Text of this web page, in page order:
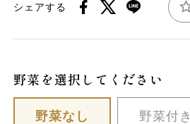
シェアする
野菜を選択してください
野菜なし 野菜付き